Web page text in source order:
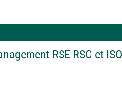
RSE-RSO et ISO